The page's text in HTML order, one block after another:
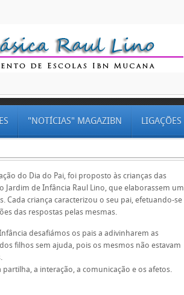
"NOTÍCIAS" MAGAZIBN LIGAÇÕES
do Dia do Pai, foi proposto às crianças das
Jardim de Infância Raul Lino, que elaborassem um
Cada criança caracterizou o seu pai, efetuando-se
das respostas pelas mesmas.
desafiámos os pais a adivinharem as
filhos sem ajuda, pois os mesmos não estavam
a interação, a comunicação e os afetos.